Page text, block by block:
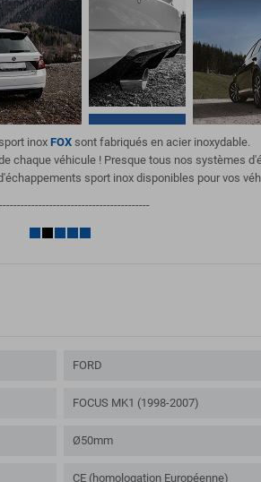
inox FOX sont fabriqués en acier inoxydable.
chaque véhicule ! Presque tous nos systèmes
sport inox disponibles pour vos
FORD
FOCUS MK1 (1998-2007)
Ø50mm
CE (homologation Européenne)